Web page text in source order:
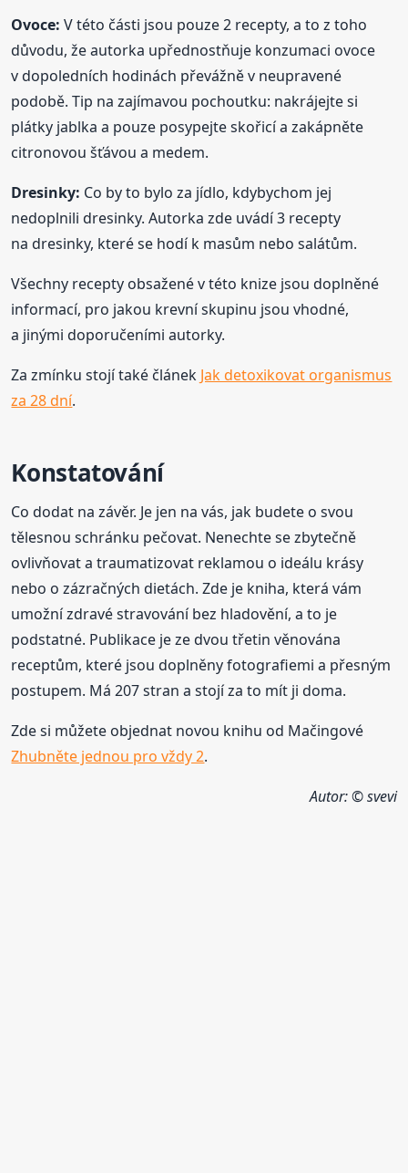
Ovoce: V této části jsou pouze 2 recepty, a to z toho
důvodu, že autorka upřednostňuje konzumaci ovoce
v dopoledních hodinách převážně v neupravené
podobě. Tip na zajímavou pochoutku: nakrájejte si
plátky jablka a pouze posypejte skořicí a zakápněte
citronovou šťávou a medem.
Dresinky: Co by to bylo za jídlo, kdybychom jej
nedoplnili dresinky. Autorka zde uvádí 3 recepty
na dresinky, které se hodí k masům nebo salátům.
Všechny recepty obsažené v této knize jsou doplněné
informací, pro jakou krevní skupinu jsou vhodné,
a jinými doporučeními autorky.
Za zmínku stojí také článek Jak detoxikovat organismus
za 28 dní.
Konstatování
Co dodat na závěr. Je jen na vás, jak budete o svou
tělesnou schránku pečovat. Nenechte se zbytečně
ovlivňovat a traumatizovat reklamou o ideálu krásy
nebo o zázračných dietách. Zde je kniha, která vám
umožní zdravé stravování bez hladovění, a to je
podstatné. Publikace je ze dvou třetin věnována
receptům, které jsou doplněny fotografiemi a přesným
postupem. Má 207 stran a stojí za to mít ji doma.
Zde si můžete objednat novou knihu od Mačingové
Zhubněte jednou pro vždy 2.
Autor: © svevi